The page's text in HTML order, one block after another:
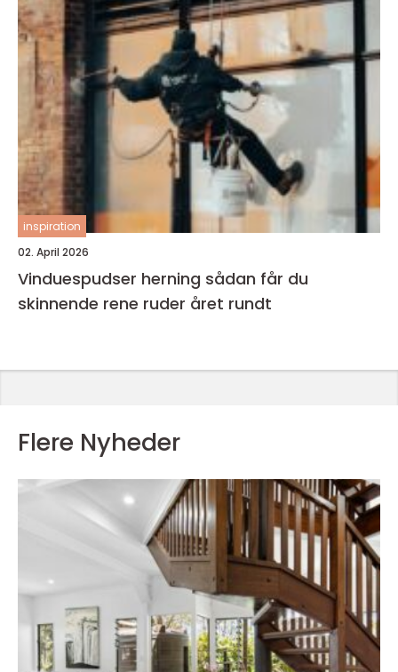
inspiration
02. April 2026
Vinduespudser herning sådan får du
skinnende rene ruder året rundt
Flere Nyheder